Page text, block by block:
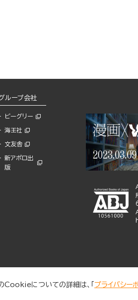
ループ会社
ビーグリー
海王社
文友舎
新アポロ出
版
Cookieについての詳細は、「 プライバシー